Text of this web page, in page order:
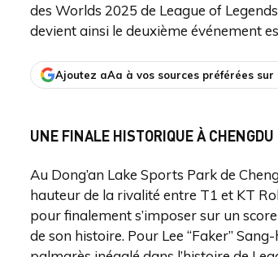
des Worlds 2025 de League of
devient ainsi le deuxième événement
Ajoutez aAa à vos sources préférées sur
UNE FINALE HISTORIQUE À CHENGDU
Au Dong’an Lake Sports Park de
hauteur de la rivalité entre T1 et KT
pour finalement s’imposer sur un
de son histoire. Pour Lee “Faker”